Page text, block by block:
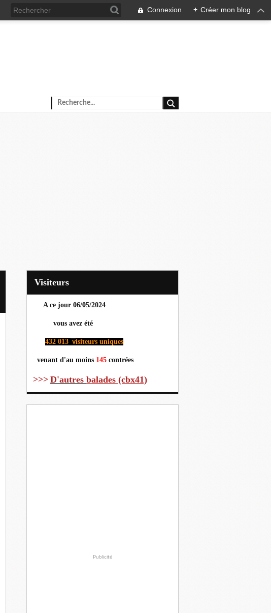
Connexion + Créer mon blog
Visiteurs
A ce jour 06/05/2024
vous avez été
432 013 visiteurs uniques
venant d'au moins 145 contrées
>>> D'autres balades (cbx41)
Publicité